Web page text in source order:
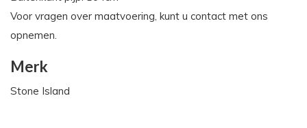
Voor vragen over maatvoering, kunt u contact met ons
opnemen.
Merk
Stone Island